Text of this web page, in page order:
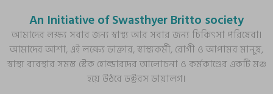
An Initiative of Swasthyer Britto society
আমাদের লক্ষ্য সবার জন্য স্বাস্থ্য আর সবার জন্য চিকিৎসা পরিষেবা।
আমাদের আশা, এই লক্ষ্যে ডাক্তার, স্বাস্থ্যকর্মী, রোগী ও আপামর মানুষ,
স্বাস্থ্য ব্যবস্থার সমস্ত স্টেক হোল্ডারদের আলোচনা ও কর্মকাণ্ডের একটি মঞ্চ
হয়ে উঠবে ডক্টরস ডায়ালগ।